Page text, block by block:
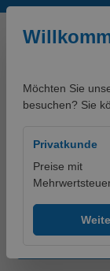
Zum Hauptinhalt
Möchten Sie
besuchen? Sie
Privatkunde
Preise mit